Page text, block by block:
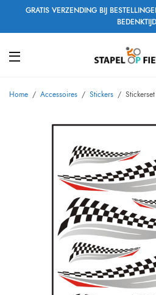
GRATIS VERZENDING BIJ
BEDENKTIJD
Home / Accessoires / Stickers /